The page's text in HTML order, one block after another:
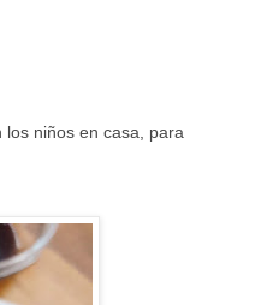
niños en casa, para